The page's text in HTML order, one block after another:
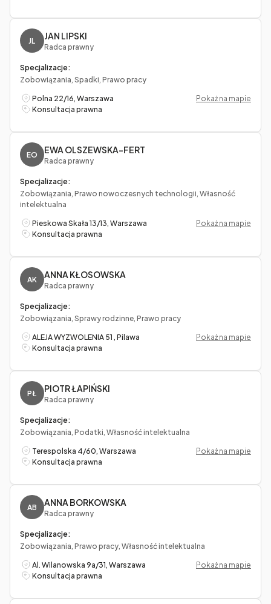
JL JAN LIPSKI
Radca prawny
Specjalizacje:
Zobowiązania, Spadki, Prawo pracy
Polna 22/16, Warszawa
Pokaż na mapie
Konsultacja prawna
EO EWA OLSZEWSKA-FERT
Radca prawny
Specjalizacje:
Zobowiązania, Prawo nowoczesnych technologii, Własność
intelektualna
Pieskowa Skała 13/13, Warszawa
Pokaż na mapie
Konsultacja prawna
AK ANNA KŁOSOWSKA
Radca prawny
Specjalizacje:
Zobowiązania, Sprawy rodzinne, Prawo pracy
ALEJA WYZWOLENIA 51 , Pilawa
Pokaż na mapie
Konsultacja prawna
PŁ PIOTR ŁAPIŃSKI
Radca prawny
Specjalizacje:
Zobowiązania, Podatki, Własność intelektualna
Terespolska 4/60, Warszawa
Pokaż na mapie
Konsultacja prawna
AB ANNA BORKOWSKA
Radca prawny
Specjalizacje:
Zobowiązania, Prawo pracy, Własność intelektualna
Al. Wilanowska 9a/31, Warszawa
Pokaż na mapie
Konsultacja prawna